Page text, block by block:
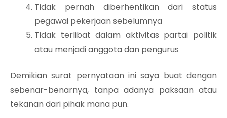
Tidak pernah diberhentikan dari status
pegawai pekerjaan sebelumnya
Tidak terlibat dalam aktivitas partai politik
atau menjadi anggota dan pengurus
Demikian surat pernyataan ini saya buat dengan
sebenar-benarnya, tanpa adanya paksaan atau
tekanan dari pihak mana pun.